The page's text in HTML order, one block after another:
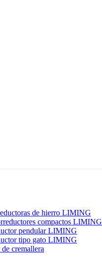
de hierro LIMING
compactos LIMING
pendular LIMING
tipo gato LIMING
cremallera